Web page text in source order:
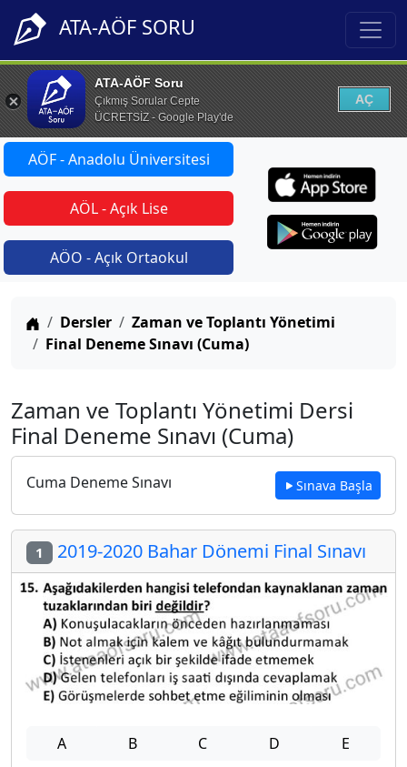
ATA-AÖF SORU
ATA-AÖF Soru
Çıkmış Sorular Cepte
ÜCRETSİZ - Google Play'de
AÇ
AÖF - Anadolu Üniversitesi
AÖL - Açık Lise
AÖO - Açık Ortaokul
Anasayfa
Dersler
Zaman ve Toplantı Yönetimi
Final Deneme Sınavı (Cuma)
Zaman ve Toplantı Yönetimi Dersi
Final Deneme Sınavı (Cuma)
Cuma Deneme Sınavı Sınava Başla
1 2019-2020 Bahar Dönemi Final Sınavı
A B C D E